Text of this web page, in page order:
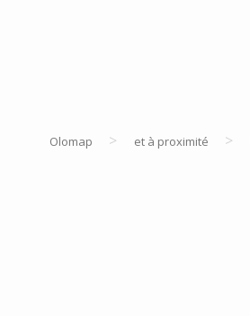
Olomap > et à proximité >